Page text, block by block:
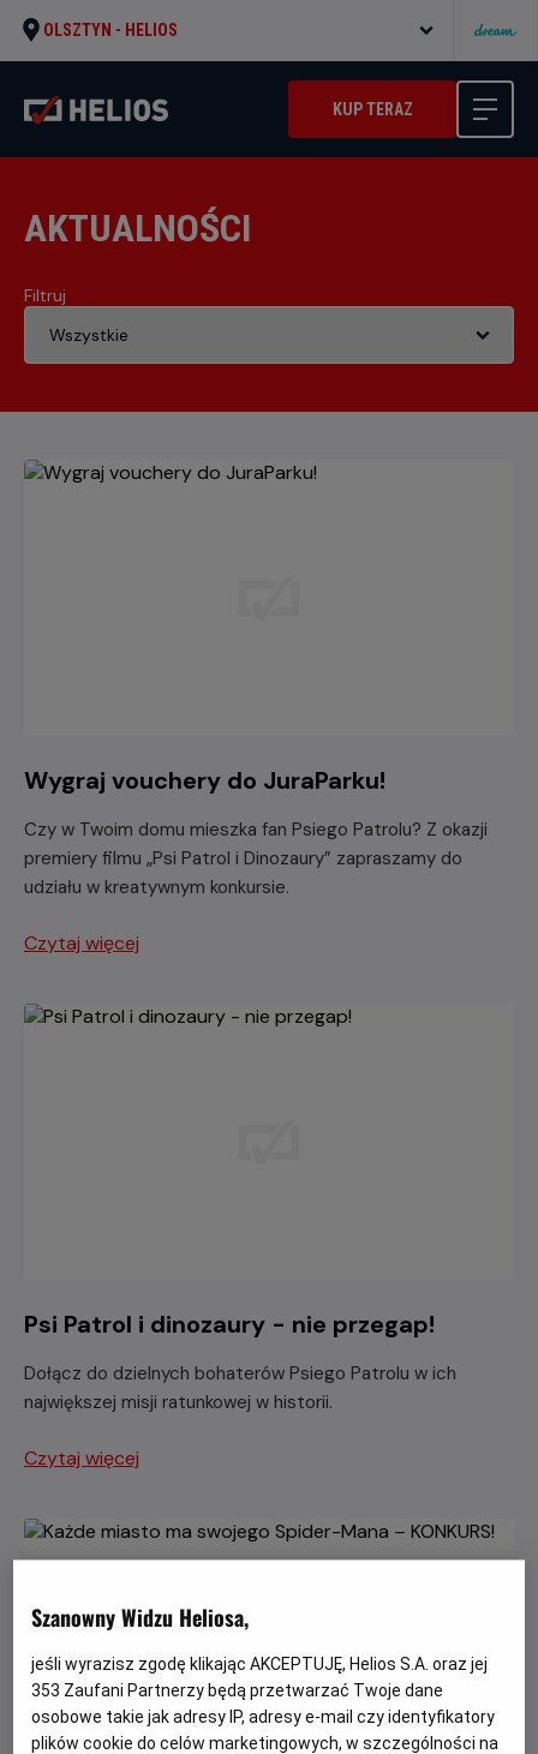
OLSZTYN - HELIOS
KUP TERAZ
AKTUALNOŚCI
Filtruj
Wygraj vouchery do JuraParku!
Czy w Twoim domu mieszka fan Psiego Patrolu? Z okazji
premiery filmu „Psi Patrol i Dinozaury” zapraszamy do
udziału w kreatywnym konkursie.
Czytaj więcej
Psi Patrol i dinozaury - nie przegap!
Dołącz do dzielnych bohaterów Psiego Patrolu w ich
największej misji ratunkowej w historii.
Czytaj więcej
Szanowny Widzu Heliosa,
jeśli wyrazisz zgodę klikając AKCEPTUJĘ, Helios S.A. oraz jej
353 Zaufani Partnerzy będą przetwarzać Twoje dane
osobowe takie jak adresy IP, adresy e-mail czy identyfikatory
plików cookie do celów marketingowych, w szczególności na